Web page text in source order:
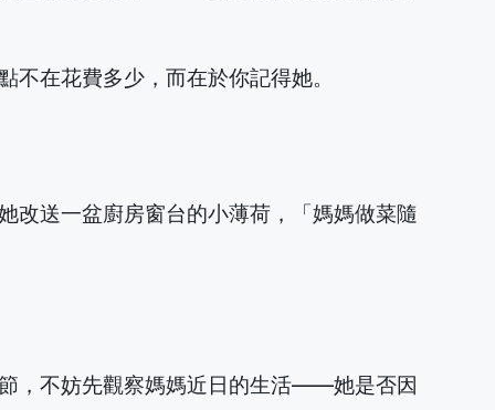
在花費多少，而在於你記得她。
改送一盆廚房窗台的小薄荷，「媽媽做菜隨
，不妨先觀察媽媽近日的生活——她是否因